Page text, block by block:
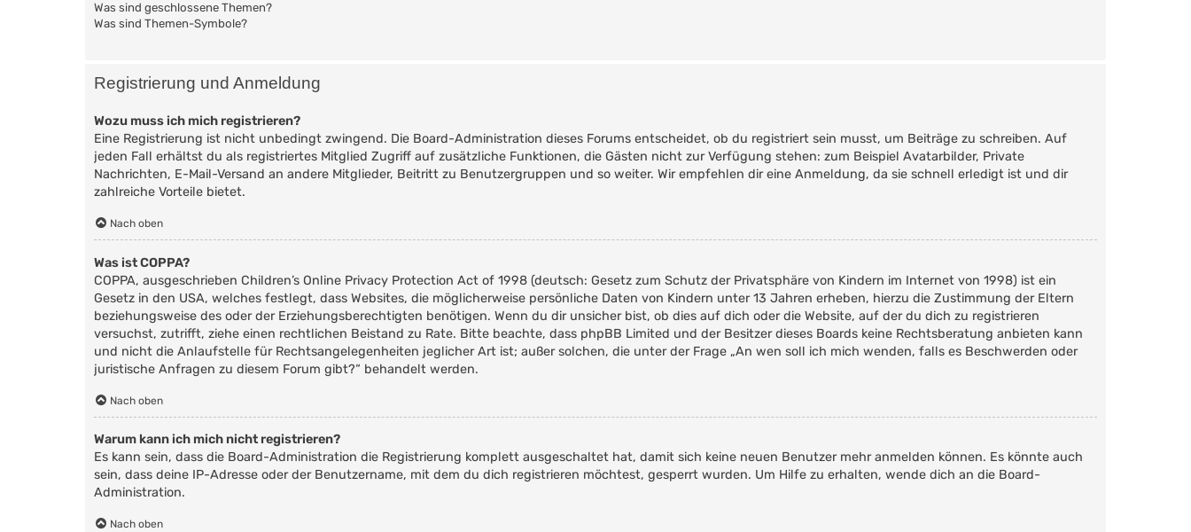
Was sind geschlossene Themen?
Was sind Themen-Symbole?
Registrierung und Anmeldung
Wozu muss ich mich registrieren?
Eine Registrierung ist nicht unbedingt zwingend. Die Board-Administration dieses Forums entscheidet, ob du registriert sein musst, um Beiträge zu schreiben. Auf
jeden Fall erhältst du als registriertes Mitglied Zugriff auf zusätzliche Funktionen, die Gästen nicht zur Verfügung stehen: zum Beispiel Avatarbilder, Private
Nachrichten, E-Mail-Versand an andere Mitglieder, Beitritt zu Benutzergruppen und so weiter. Wir empfehlen dir eine Anmeldung, da sie schnell erledigt ist und dir
zahlreiche Vorteile bietet.
Nach oben
Was ist COPPA?
COPPA, ausgeschrieben Children’s Online Privacy Protection Act of 1998 (deutsch: Gesetz zum Schutz der Privatsphäre von Kindern im Internet von 1998) ist ein
Gesetz in den USA, welches festlegt, dass Websites, die möglicherweise persönliche Daten von Kindern unter 13 Jahren erheben, hierzu die Zustimmung der Eltern
beziehungsweise des oder der Erziehungsberechtigten benötigen. Wenn du dir unsicher bist, ob dies auf dich oder die Website, auf der du dich zu registrieren
versuchst, zutrifft, ziehe einen rechtlichen Beistand zu Rate. Bitte beachte, dass phpBB Limited und der Besitzer dieses Boards keine Rechtsberatung anbieten kann
und nicht die Anlaufstelle für Rechtsangelegenheiten jeglicher Art ist; außer solchen, die unter der Frage „An wen soll ich mich wenden, falls es Beschwerden oder
juristische Anfragen zu diesem Forum gibt?“ behandelt werden.
Nach oben
Warum kann ich mich nicht registrieren?
Es kann sein, dass die Board-Administration die Registrierung komplett ausgeschaltet hat, damit sich keine neuen Benutzer mehr anmelden können. Es könnte auch
sein, dass deine IP-Adresse oder der Benutzername, mit dem du dich registrieren möchtest, gesperrt wurden. Um Hilfe zu erhalten, wende dich an die Board-
Administration.
Nach oben